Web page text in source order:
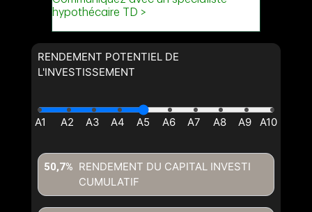
RENDEMENT POTENTIEL DE
L'INVESTISSEMENT
RENDEMENT DU CAPITAL INVESTI
CUMULATIF
50,7%